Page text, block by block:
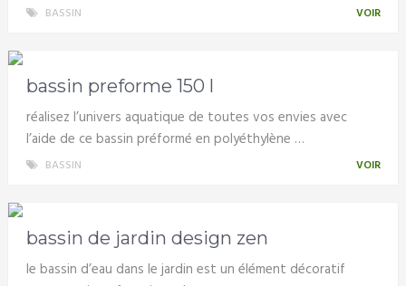
BASSIN VOIR
bassin preforme 150 l
réalisez l’univers aquatique de toutes vos envies avec
l’aide de ce bassin préformé en polyéthylène …
BASSIN VOIR
bassin de jardin design zen
le bassin d’eau dans le jardin est un élément décoratif